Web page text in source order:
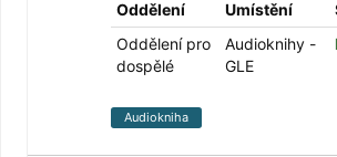
Oddělení
Umístění
Oddělení pro
dospělé
Audioknihy -
GLE
Audiokniha